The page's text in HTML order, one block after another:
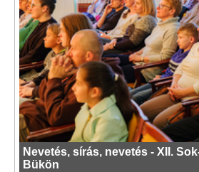
Nevetés, sírás, nevetés - XII.
Bükön